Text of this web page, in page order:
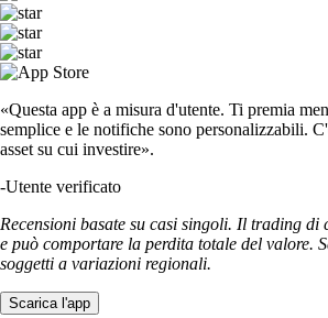
«Questa app è a misura d'utente. Ti premia
semplice e le notifiche sono personalizzabili.
asset su cui investire».
-Utente verificato
Recensioni basate su casi singoli. Il trading di
e può comportare la perdita totale del valore.
soggetti a variazioni regionali.
Scarica l'app